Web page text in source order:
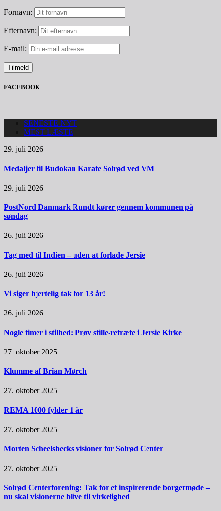
Fornavn:
Efternavn:
E-mail:
FACEBOOK
SENESTE NYT
MEST LÆSTE
29. juli 2026
Medaljer til Budokan Karate Solrød ved VM
29. juli 2026
PostNord Danmark Rundt kører gennem kommunen på
søndag
26. juli 2026
Tag med til Indien – uden at forlade Jersie
26. juli 2026
Vi siger hjertelig tak for 13 år!
26. juli 2026
Nogle timer i stilhed: Prøv stille-retræte i Jersie Kirke
27. oktober 2025
Klumme af Brian Mørch
27. oktober 2025
REMA 1000 fylder 1 år
27. oktober 2025
Morten Scheelsbecks visioner for Solrød Center
27. oktober 2025
Solrød Centerforening: Tak for et inspirerende borgermøde –
nu skal visionerne blive til virkelighed